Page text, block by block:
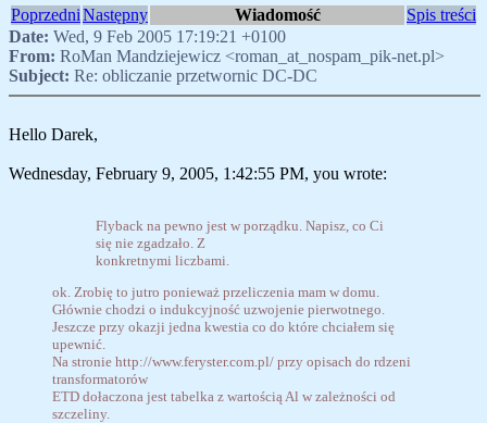
PoprzedniNastępny Wiadomość
Spis treści
Date: Wed, 9 Feb 2005 17:19:21 +0100
From: RoMan Mandziejewicz <roman_at_nospam_pik-net.pl>
Subject: Re: obliczanie przetwornic DC-DC
Hello Darek,
Wednesday, February 9, 2005, 1:42:55 PM, you wrote:
Flyback na pewno jest w porządku. Napisz, co Ci
się nie zgadzało. Z
konkretnymi liczbami.
ok. Zrobię to jutro ponieważ przeliczenia mam w domu.
Głównie chodzi o indukcyjność uzwojenie pierwotnego.
Jeszcze przy okazji jedna kwestia co do które chciałem się
upewnić.
Na stronie http://www.feryster.com.pl/ przy opisach do rdzeni
transformatorów
ETD dołaczona jest tabelka z wartością Al w zależności od
szczeliny.